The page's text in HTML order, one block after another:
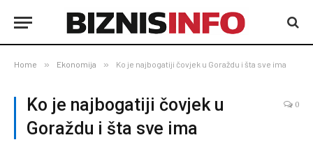
Home » Ekonomija » Ko je najbogatiji čovjek u Goraždu i šta sve ima
Ko je najbogatiji čovjek u
Goraždu i šta sve ima
0